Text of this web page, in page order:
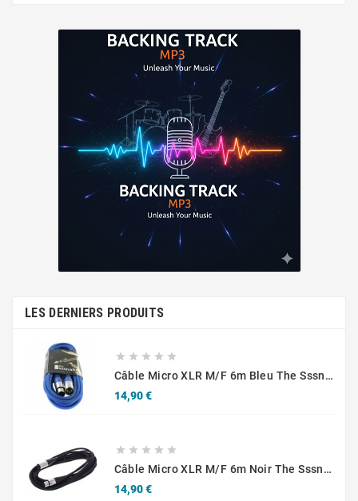
LES DERNIERS PRODUITS
    
Câble Micro XLR M/F 6m Bleu The Sssnake SM6BL
14,90 €Prix
    
Câble Micro XLR M/F 6m Noir The Sssnake SM6BK
14,90 €Prix